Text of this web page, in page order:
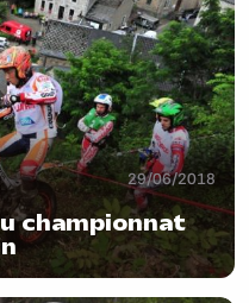
29/06/2018
championnat